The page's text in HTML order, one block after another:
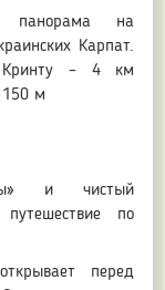
панорама на
Карпат.
Кринту – 4 км
150 м
и чистый
по
перед